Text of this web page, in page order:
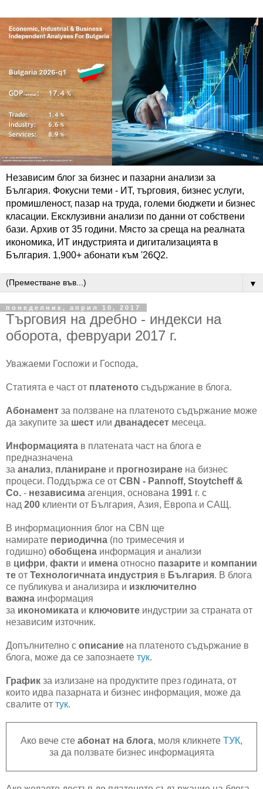
Независим блог за бизнес и пазарни анализи за
България. Фокусни теми - ИТ, търговия, бизнес услуги,
промишленост, пазар на труда, големи бюджети и бизнес
класации. Ексклузивни анализи по данни от собствени
бази. Архив от 35 години. Място за среща на реалната
икономика, ИТ индустрията и дигитализацията в
България. 1,900+ абонати към '26Q2.
▼
понеделник, април 10, 2017
Търговия на дребно - индекси на
оборота, февруари 2017 г.
Уважаеми Госпожи и Господа,
Статията е част от платеното съдържание в блога.
Абонамент за ползване на платеното съдържание може
да закупите за шест или дванадесет месеца.
Информацията в платената част на блога е
предназначена
за анализ, планиране и прогнозиране на бизнес
процеси. Поддържа се от CBN - Pannoff, Stoytcheff &
Co. - независима агенция, основана 1991 г. с
над 200 клиенти от България, Азия, Европа и САЩ.
В информационния блог на CBN ще
намирате периодична (по тримесечия и
годишно) обобщена информация и анализи
в цифри, факти и имена относно пазарите и компании
те от Технологичната индустрия в България. В блога
се публикува и анализира и изключително
важна информация
за икономиката и ключовите индустрии за страната от
независим източник.
Допълнително с описание на платеното съдържание в
блога, може да се запознаете тук.
График за излизане на продуктите през годината, от
които идва пазарната и бизнес информация, може да
свалите от тук.
Ако вече сте абонат на блога, моля кликнете ТУК,
за да ползвате бизнес информацията